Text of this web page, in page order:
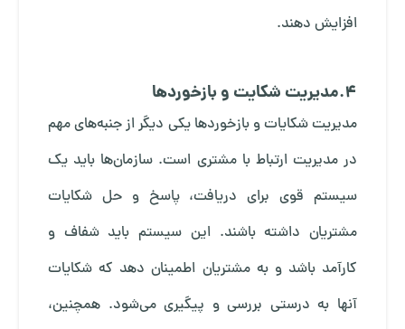
افزایش دهند.
4.مدیریت شکایت و بازخورد‌ها
مدیریت شکایات و بازخوردها یکی دیگر از جنبه‌های مهم
در مدیریت ارتباط با مشتری است. سازمان‌ها باید یک
سیستم قوی برای دریافت، پاسخ و حل شکایات
مشتریان داشته باشند. این سیستم باید شفاف و
کارآمد باشد و به مشتریان اطمینان دهد که شکایات
آنها به درستی بررسی و پیگیری می‌شود. همچنین،